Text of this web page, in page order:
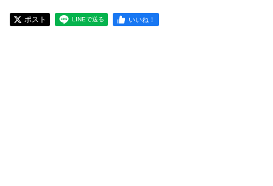
ポスト LINEで送る いいね！